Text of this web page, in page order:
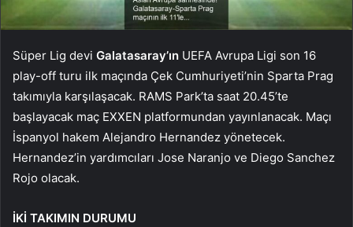
Süper Lig devi Galatasaray’ın UEFA Avrupa Ligi son 16
play-off turu ilk maçında Çek Cumhuriyeti’nin Sparta Prag
takımıyla karşılaşacak. RAMS Park’ta saat 20.45’te
başlayacak maç EXXEN platformundan yayınlanacak. Maçı
İspanyol hakem Alejandro Hernandez yönetecek.
Hernandez’in yardımcıları Jose Naranjo ve Diego Sanchez
Rojo olacak.
İKİ TAKIMIN DURUMU